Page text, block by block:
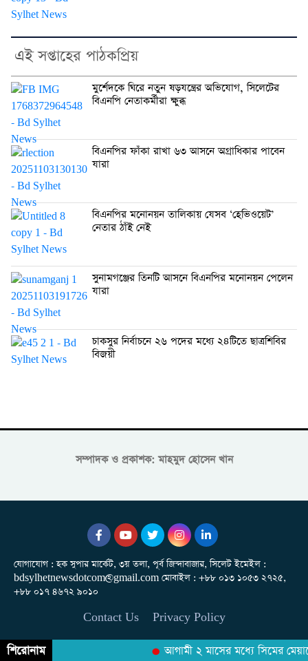
এই সপ্তাহের পাঠকপ্রিয়
মুর্শেদকে ঘিরে নতুন ষড়যন্ত্রের অভিযোগ, সিলেটের
বিএনপি নেতাকর্মীরা ক্ষুব্ধ
বিএনপির ফাঁকা রাখা ৬৩ আসনে অগ্রাধিকার পাবেন
যারা
বিএনপির মনোনয়ন তালিকায় যেসব ‘হেভিওয়েট’
নেতার ঠাঁই নেই
সুনামগঞ্জের তিনটি আসনে বিএনপির মনোনয়ন পেলেন
যারা
চাকসুর নির্বাচনে ২৬ পদের মধ্যে ২৪টিতে ছাত্রশিবির
বিজয়ী
সম্পাদক ও প্রকাশক: মাহমুদ হোসেন খান
যোগাযোগ : হক সুপার মার্কেট, ৩য় তলা, পূর্ব জিন্দাবাজার, সিলেট ইমেইল :
bdsylhetnewsdotcom@gmail.com মোবাইল : +৮৮ ০১৩ ১০৫৩ ২৭২৫,
+৮৮ ০১৭ ৪৬৭২ ৯০১০
Contact Us Privacy Policy
শিরোনাম আগামী ২ মাসের মধ্যে সিমের